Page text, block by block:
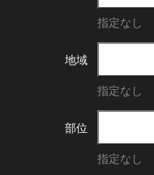
指定なし
地域
指定なし
部位
指定なし